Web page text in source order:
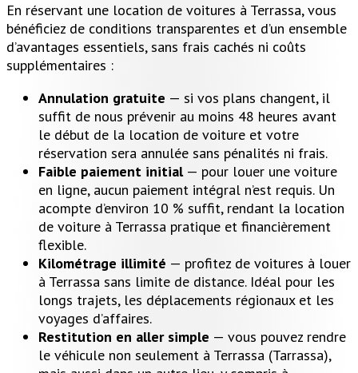
En réservant une location de voitures à Terrassa, vous
bénéficiez de conditions transparentes et d’un ensemble
d’avantages essentiels, sans frais cachés ni coûts
supplémentaires :
Annulation gratuite — si vos plans changent, il
suffit de nous prévenir au moins 48 heures avant
le début de la location de voiture et votre
réservation sera annulée sans pénalités ni frais.
Faible paiement initial— pour louer une voiture
en ligne, aucun paiement intégral n’est requis. Un
acompte d’environ 10 % suffit, rendant la location
de voiture à Terrassa pratique et financièrement
flexible.
Kilométrage illimité — profitez de voitures à louer
à Terrassa sans limite de distance. Idéal pour les
longs trajets, les déplacements régionaux et les
voyages d’affaires.
Restitution en aller simple — vous pouvez rendre
le véhicule non seulement à Terrassa (Tarrassa),